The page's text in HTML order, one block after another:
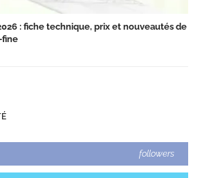
: fiche technique, prix et nouveautés de
fine
followers